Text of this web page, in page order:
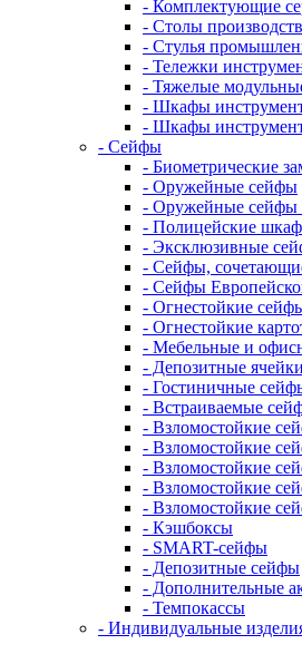
- Комплектующие
- Столы
- Стулья
- Тележки
- Тяжелые
- Шкафы
- Шкафы
- Сейфы
- Биометрические
- Оружейные сейфы
- Оружейные
- Полицейские
- Эксклюзивные
- Сейфы,
- Сейфы
- Огнестойкие
- Огнестойкие
- Мебельные и
- Депозитные ячейки
- Гостиничные
- Встраиваемые
- Взломостойкие
- Взломостойкие
- Взломостойкие
- Взломостойкие
- Взломостойкие
- Кэшбоксы
- SMART-сейфы
- Депозитные сейфы
- Дополнительные
- Темпокассы
- Индивидуальные